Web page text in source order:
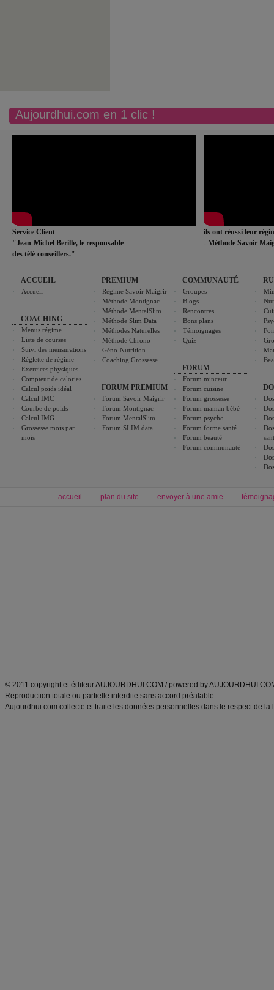
Aujourdhui.com en 1 clic !
Service Client
"Jean-Michel Berille, le responsable
des télé-conseillers."
ils ont réussi leur
- Méthode Savoir
ACCUEIL
Accueil
COACHING
Menus régime
Liste de courses
Suivi des mensurations
Réglette de régime
Exercices physiques
Compteur de calories
Calcul poids idéal
Calcul IMC
Courbe de poids
Calcul IMG
Grossesse mois par
mois
PREMIUM
Régime Savoir Maigrir
Méthode Montignac
Méthode MentalSlim
Méthode Slim Data
Méthodes Naturelles
Méthode Chrono-
Géno-Nutrition
Coaching Grossesse
FORUM PREMIUM
Forum Savoir Maigrir
Forum Montignac
Forum MentalSlim
Forum SLIM data
COMMUNAUTÉ
Groupes
Blogs
Rencontres
Bons plans
Témoignages
Quiz
FORUM
Forum minceur
Forum cuisine
Forum grossesse
Forum maman bébé
Forum psycho
Forum forme santé
Forum beauté
Forum communauté
accueil plan du site envoyer à une amie
© 2011 copyright et éditeur AUJOURDHUI.COM / powered by
Reproduction totale ou partielle interdite sans accord préalable.
Aujourdhui.com collecte et traite les données personnelles dans le respect de